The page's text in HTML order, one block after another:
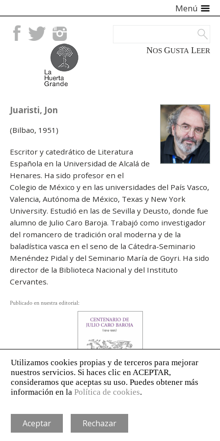
Facebook TwitterInstagram
NOS GUSTA LEER
Menú
Juaristi, Jon
(Bilbao, 1951)
Escritor y catedrático de Literatura
Española en la Universidad de Alcalá de
Henares. Ha sido profesor en el
Colegio de México y en las universidades del País Vasco,
Valencia, Autónoma de México, Texas y New York
University. Estudió en las de Sevilla y Deusto, donde fue
alumno de Julio Caro Baroja. Trabajó como investigador
del romancero de tradición oral moderna y de la
baladística vasca en el seno de la Cátedra-Seminario
Menéndez Pidal y del Seminario María de Goyri. Ha sido
director de la Biblioteca Nacional y del Instituto
Cervantes.
Publicado en nuestra editorial:
AVISO LEGAL POLÍTICA DE PRIVACIDAD